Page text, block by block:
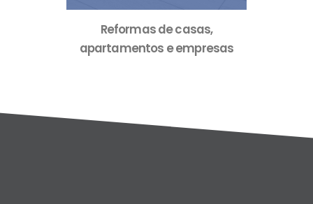
Reformas de casas,
apartamentos e empresas